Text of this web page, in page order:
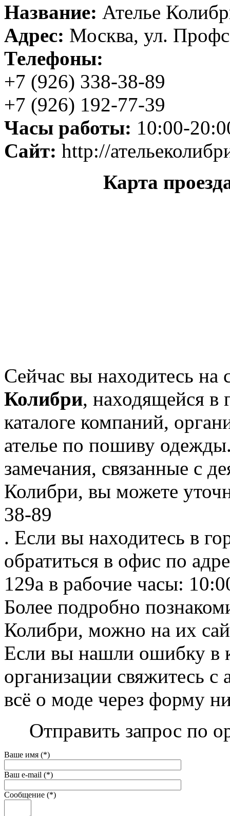
Название: Ателье
Адрес: Москва, ул.
Телефоны:
+7 (926) 338-38-89
+7 (926) 192-77-39
Часы работы: 10:00-
Сайт: http://
Карта
Сейчас вы находитесь на
Колибри, находящейся
каталоге компаний,
ателье по пошиву
замечания, связанные с
Колибри, вы можете
38-89
. Если вы находитесь в
обратиться в офис по
129а в рабочие часы:
Более подробно
Колибри, можно на их
Если вы нашли ошибку в
организации свяжитесь
всё о моде через форму
Отправить запрос по
Ваше имя (*)
Ваш e-mail (*)
Сообщение (*)